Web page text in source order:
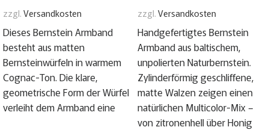
zzgl.Versandkosten
Dieses Bernstein Armband
besteht aus matten
Bernsteinwürfeln in warmem
Cognac-Ton. Die klare,
geometrische Form der Würfel
verleiht dem Armband eine
zzgl.Versandkosten
Handgefertigtes Bernstein
Armband aus baltischem,
unpolierten Naturbernstein.
Zylinderförmig geschliffene,
matte Walzen zeigen einen
natürlichen Multicolor-Mix –
von zitronenhell über Honig